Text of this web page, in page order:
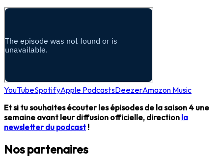
YouTubeSpotifyApple PodcastsDeezerAmazon Music
Et si tu souhaites écouter les épisodes de la saison 4 une
semaine avant leur diffusion officielle, direction la
newsletter du podcast !
Nos partenaires